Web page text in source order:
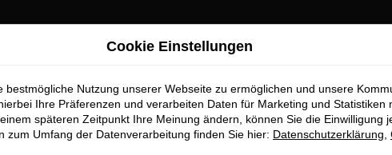
Cookie Einstellungen
bestmögliche Nutzung unserer Webseite zu ermöglichen und unsere
Ihre Präferenzen und verarbeiten Daten für Marketing und Statistiken
späteren Zeitpunkt Ihre Meinung ändern, können Sie die Einwilligung
zum Umfang der Datenverarbeitung finden Sie hier: Datenschutzerklärung